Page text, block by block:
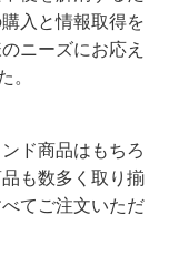
入と情報取得を
ニーズにお応え
。
ド商品はもちろ
も数多く取り揃
てご注文いただ